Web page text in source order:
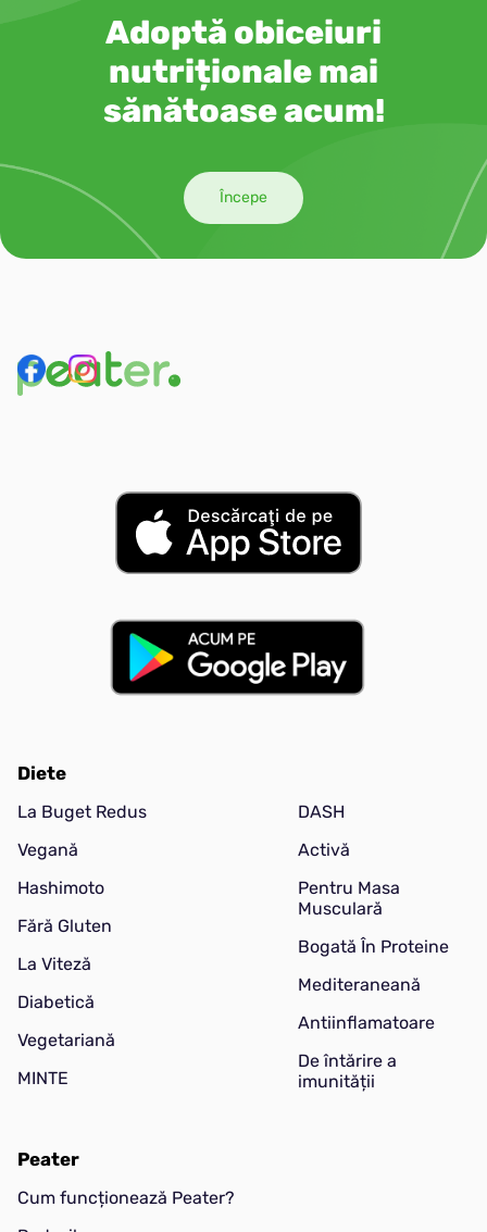
Adoptă obiceiuri
nutriționale mai
sănătoase acum!
Începe
Diete
La Buget Redus
Vegană
Hashimoto
Fără Gluten
La Viteză
Diabetică
Vegetariană
MINTE
DASH
Activă
Pentru Masa
Musculară
Bogată În Proteine
Mediteraneană
Antiinflamatoare
De întărire a
imunității
Peater
Cum funcționează Peater?